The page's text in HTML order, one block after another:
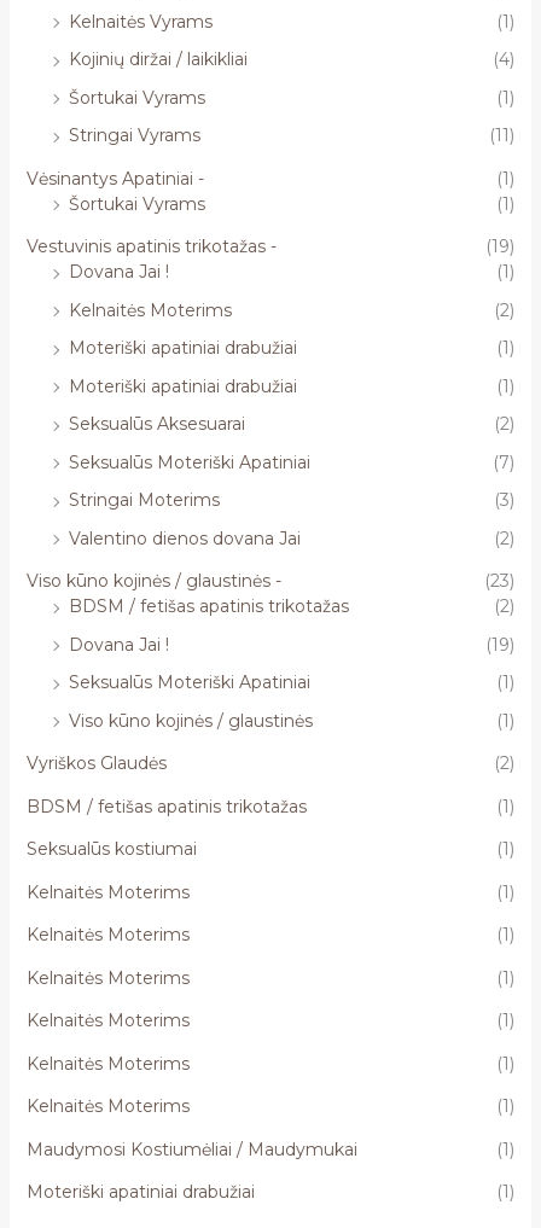
Kelnaitės Vyrams
(1)
Kojinių diržai / laikikliai
(4)
Šortukai Vyrams
(1)
Stringai Vyrams
(11)
Vėsinantys Apatiniai -
(1)
Šortukai Vyrams
(1)
Vestuvinis apatinis trikotažas -
(19)
Dovana Jai !
(1)
Kelnaitės Moterims
(2)
Moteriški apatiniai drabužiai
(1)
Moteriški apatiniai drabužiai
(1)
Seksualūs Aksesuarai
(2)
Seksualūs Moteriški Apatiniai
(7)
Stringai Moterims
(3)
Valentino dienos dovana Jai
(2)
Viso kūno kojinės / glaustinės -
(23)
BDSM / fetišas apatinis trikotažas
(2)
Dovana Jai !
(19)
Seksualūs Moteriški Apatiniai
(1)
Viso kūno kojinės / glaustinės
(1)
Vyriškos Glaudės
(2)
BDSM / fetišas apatinis trikotažas
(1)
Seksualūs kostiumai
(1)
Kelnaitės Moterims
(1)
Kelnaitės Moterims
(1)
Kelnaitės Moterims
(1)
Kelnaitės Moterims
(1)
Kelnaitės Moterims
(1)
Kelnaitės Moterims
(1)
Maudymosi Kostiumėliai / Maudymukai
(1)
Moteriški apatiniai drabužiai
(1)